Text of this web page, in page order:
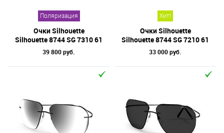
Поляризация
Очки Silhouette
Silhouette 8744 SG 7310 61
39 800 руб.
Хит!
Очки Silhouette
Silhouette 8744 SG 7210 61
33 000 руб.